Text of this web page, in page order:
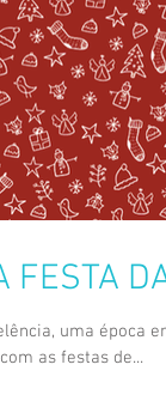
FESTA
uma época
as festas de...